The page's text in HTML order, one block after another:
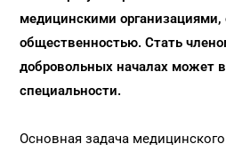
медицинскими организациями,
общественностью. Стать
добровольных началах может
специальности.
Основная задача